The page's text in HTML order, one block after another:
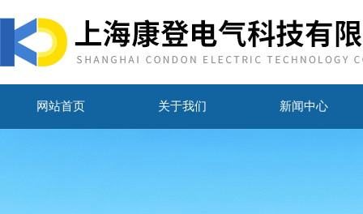
网站首页 关于我们 新闻中心